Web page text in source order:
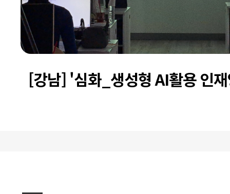
[강남] '심화_생성형 AI활용 인